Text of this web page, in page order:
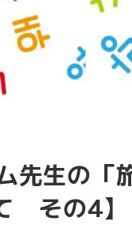
先生の「
その4】